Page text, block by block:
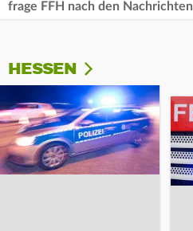
frage FFH nach den Nachrichten
HESSEN